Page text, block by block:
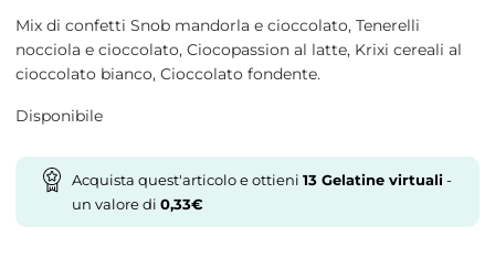
Mix di confetti Snob mandorla e cioccolato, Tenerelli
nocciola e cioccolato, Ciocopassion al latte, Krixi cereali al
cioccolato bianco, Cioccolato fondente.
Disponibile
Acquista quest'articolo e ottieni 13Gelatine virtuali-
un valore di 0,33€